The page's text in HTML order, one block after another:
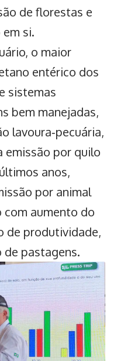
de florestas e
si.
o maior
entérico dos
sistemas
bem manejadas,
lavoura‑pecuária,
emissão por quilo
anos,
por animal
com aumento do
de produtividade,
de pastagens.